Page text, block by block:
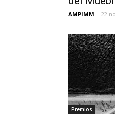
AMPIMM - 22
Premios